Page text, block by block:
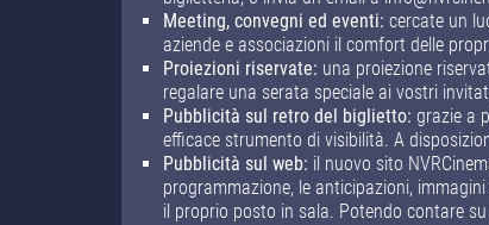
Meeting, convegni ed eventi: cercate un
aziende e associazioni il comfort delle
Proiezioni riservate: una proiezione
regalare una serata speciale ai vostri
Pubblicità sul retro del biglietto: grazie a
efficace strumento di visibilità. A
Pubblicità sul web: il nuovo sito
programmazione, le anticipazioni,
il proprio posto in sala. Potendo contare